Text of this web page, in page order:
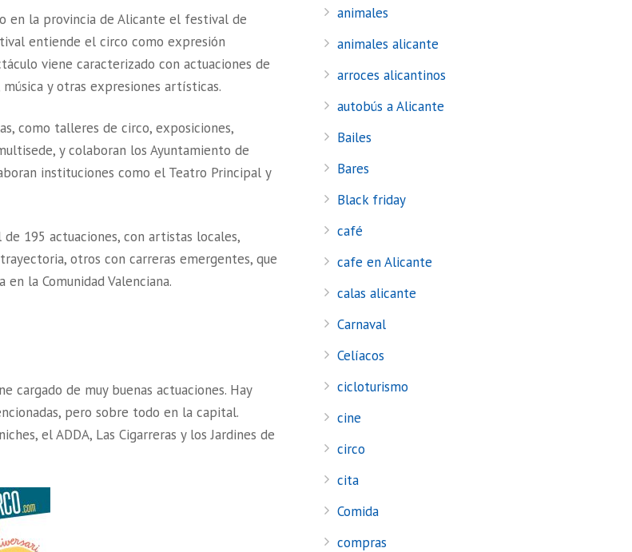
en la provincia de Alicante el festival de
entiende el circo como expresión
viene caracterizado con actuaciones de
y otras expresiones artísticas.
como talleres de circo, exposiciones,
y colaboran los Ayuntamiento de
instituciones como el Teatro Principal y
195 actuaciones, con artistas locales,
otros con carreras emergentes, que
la Comunidad Valenciana.
cargado de muy buenas actuaciones. Hay
pero sobre todo en la capital.
el ADDA, Las Cigarreras y los Jardines de
animales
animales alicante
arroces alicantinos
autobús a Alicante
Bailes
Bares
Black friday
café
cafe en Alicante
calas alicante
Carnaval
Celíacos
cicloturismo
cine
circo
cita
Comida
compras